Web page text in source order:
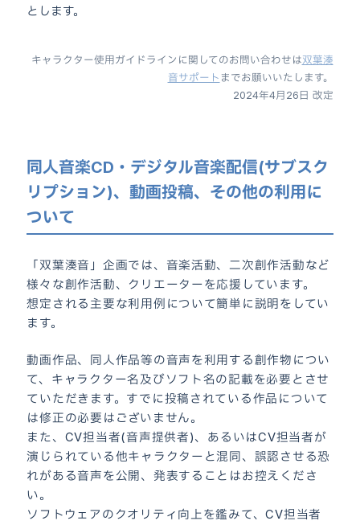
とします。
キャラクター使用ガイドラインに関してのお問い合わせは双葉湊
音サポート までお願いいたします。
2024年4月26日 改定
同人音楽CD・デジタル音楽配信(サブスク
リプション)、動画投稿、その他の利用に
ついて
「双葉湊音」企画では、音楽活動、二次創作活動など
様々な創作活動、クリエーターを応援しています。
想定される主要な利用例について簡単に説明をしてい
ます。
動画作品、同人作品等の音声を利用する創作物につい
て、キャラクター名及びソフト名の記載を必要とさせ
ていただきます。すでに投稿されている作品について
は修正の必要はございません。
また、CV担当者(音声提供者)、あるいはCV担当者が
演じられている他キャラクターと混同、誤認させる恐
れがある音声を公開、発表することはお控えくださ
い。
ソフトウェアのクオリティ向上を鑑みて、CV担当者